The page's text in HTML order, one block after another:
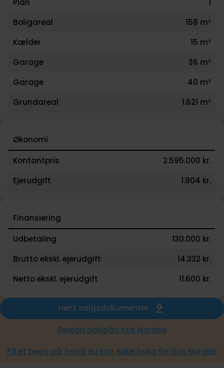
Plan
1
Boligareal
158 m²
Kælder
15 m²
Garage
36 m²
Garage
40 m²
Grundareal
1.621 m²
Økonomi
Kontantpris
2.595.000 kr.
Ejerudgift
1.904 kr.
Finansiering
Udbetaling
130.000 kr.
Brutto ekskl. ejerudgift
14.332 kr.
Netto ekskl. ejerudgift
11.600 kr.
Hent salgsdokumenter
Beregn boliglån hos Nordea
Få et bevis på, hvad du kan købe bolig for hos Nordea